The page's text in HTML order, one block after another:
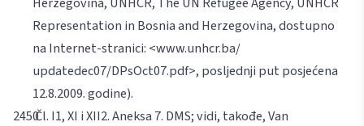
Representation in Bosnia and Herzegovina, dostupno
na Internet-stranici: <www.unhcr.ba/
updatedec07/DPsOct07.pdf>, posljednji put posjećena
12.8.2009. godine).
Čl. I1, XI i XII2. Aneksa 7. DMS; vidi, takođe,Van